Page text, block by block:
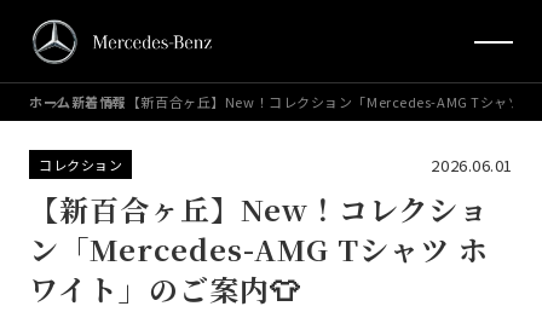
ホーム新着情報 【新百合ヶ丘】New！コレクション「Mercedes-AMG Tシャツ
コレクション 2026.06.01
【新百合ヶ丘】New！コレクショ
ン「Mercedes-AMG Tシャツ ホ
ワイト」のご案内👕